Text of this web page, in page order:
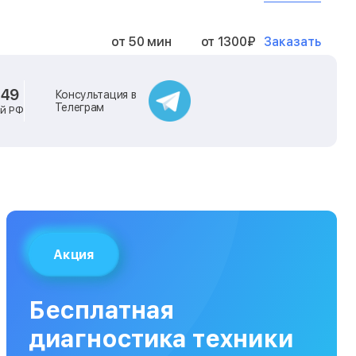
от 50 мин от 1300₽ Заказать
от 40 мин
от 40 мин
от 120 мин
РФ
Консультация в
Телеграм
Акция
Бесплатная
диагностика техники